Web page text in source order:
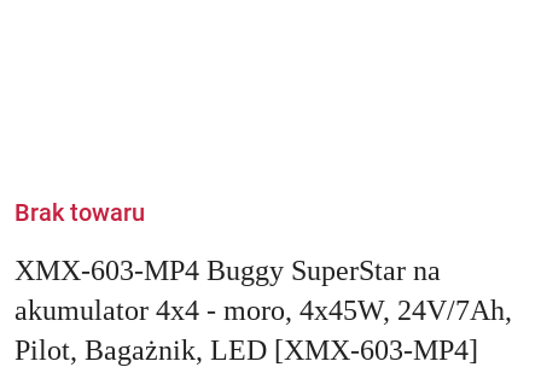
Brak towaru
XMX-603-MP4 Buggy SuperStar na
akumulator 4x4 - moro, 4x45W, 24V/7Ah,
Pilot, Bagażnik, LED [XMX-603-MP4]